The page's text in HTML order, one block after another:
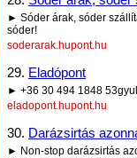
► Sóder árak, sóder
sóder!
soderarak.hupont.hu
29. Eladópont
► +36 30 494 1848
eladopont.hupont.hu
30. Darázsirtás
► Non-stop darázsirtás